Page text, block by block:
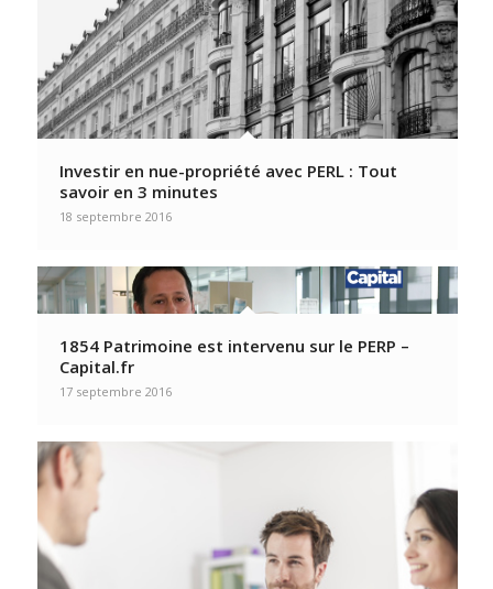
Investir en nue-propriété avec PERL : Tout
savoir en 3 minutes
18 septembre 2016
1854 Patrimoine est intervenu sur le PERP –
Capital.fr
17 septembre 2016